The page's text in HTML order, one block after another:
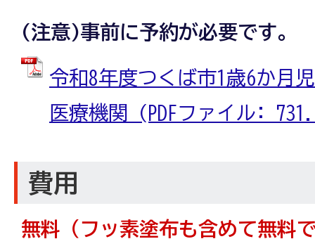
(注意)事前に予約が必要です。
令和8年度つくば市1歳6か月
医療機関 (PDFファイル:
費用
無料（フッ素塗布も含めて無料